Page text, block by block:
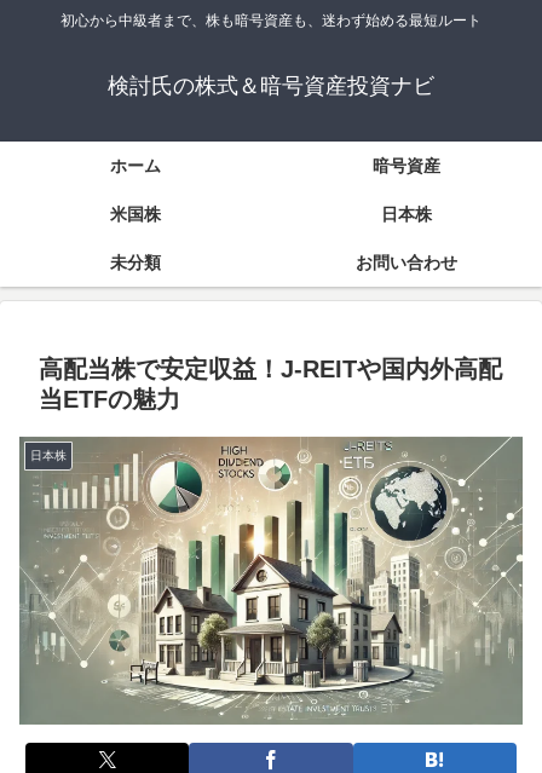
初心から中級者まで、株も暗号資産も、迷わず始める最短ルート
検討氏の株式＆暗号資産投資ナビ
ホーム 暗号資産
米国株 日本株
未分類 お問い合わせ
高配当株で安定収益！J-REITや国内外高配
当ETFの魅力
日本株